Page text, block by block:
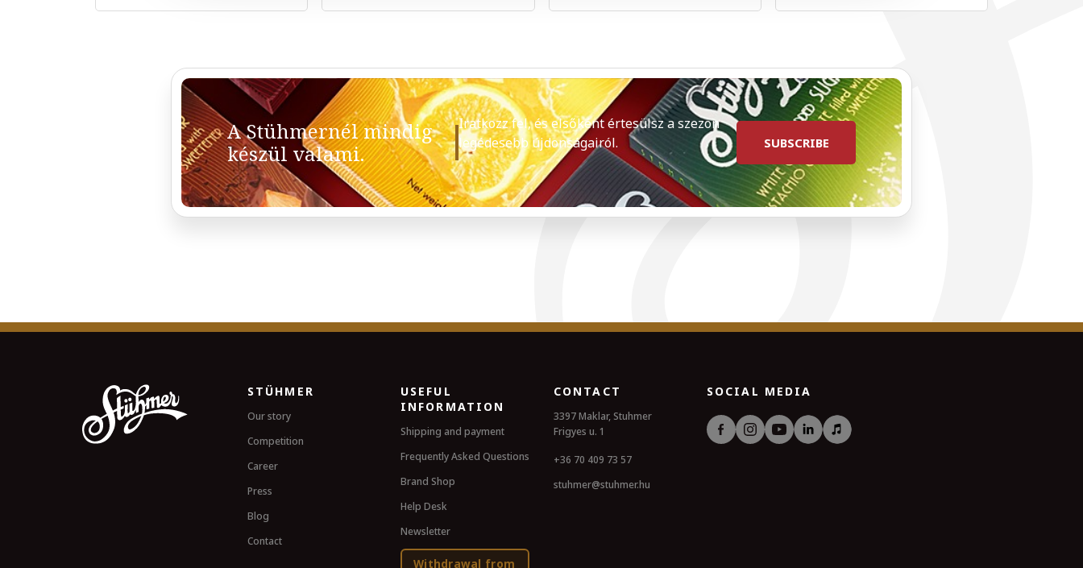
A Stühmernél mindig
készül valami.
Iratkozz fel, és elsőként értesülsz a szezon
legédesebb újdonságairól.
SUBSCRIBE
STÜHMER
Our story
Competition
Career
Press
Blog
Contact
USEFUL
INFORMATION
Shipping and payment
Frequently Asked Questions
Brand Shop
Help Desk
Newsletter
Withdrawal from
CONTACT
3397 Maklar, Stuhmer
Frigyes u. 1
+36 70 409 73 57
stuhmer@stuhmer.hu
SOCIAL MEDIA